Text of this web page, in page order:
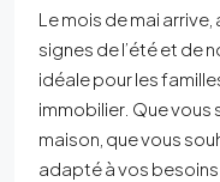
Le mois de mai
signes de l’été et de
idéale pour les
immobilier. Que vous
maison, que vous
adapté à vos